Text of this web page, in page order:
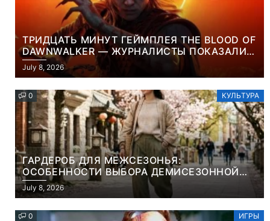
ТРИДЦАТЬ МИНУТ ГЕЙМПЛЕЯ THE BLOOD OF
DAWNWALKER — ЖУРНАЛИСТЫ ПОКАЗАЛИ
НАЧАЛО НОВОЙ ИГРЫ ОТ ВЕТЕРАНОВ CD
PROJEKT RED
July 8, 2026
0 КУЛЬТУРА
ГАРДЕРОБ ДЛЯ МЕЖСЕЗОНЬЯ:
ОСОБЕННОСТИ ВЫБОРА ДЕМИСЕЗОННОЙ
ПАРКИ И ЭЛЕГАНТНОГО ЖЕНСКОГО ПЛАЩА
July 8, 2026
0 ИГРЫ